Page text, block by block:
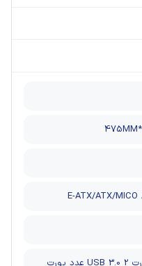
E-ATX/ATX/